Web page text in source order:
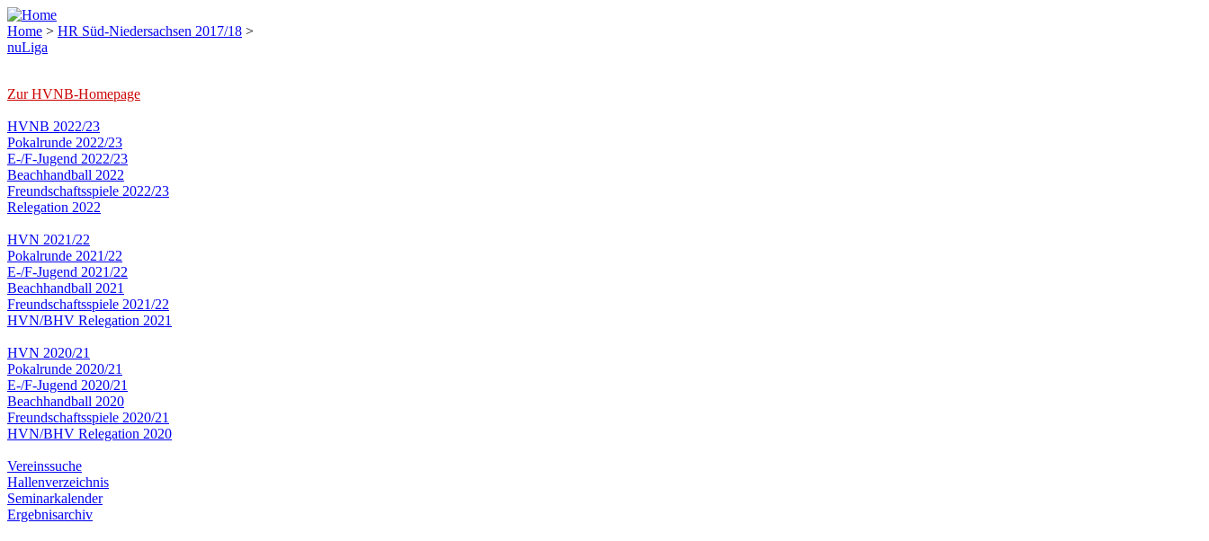
Home > HR Süd-Niedersachsen 2017/18 >
nuLiga
Zur HVNB-Homepage
HVNB 2022/23
Pokalrunde 2022/23
E-/F-Jugend 2022/23
Beachhandball 2022
Freundschaftsspiele 2022/23
Relegation 2022
HVN 2021/22
Pokalrunde 2021/22
E-/F-Jugend 2021/22
Beachhandball 2021
Freundschaftsspiele 2021/22
HVN/BHV Relegation 2021
HVN 2020/21
Pokalrunde 2020/21
E-/F-Jugend 2020/21
Beachhandball 2020
Freundschaftsspiele 2020/21
HVN/BHV Relegation 2020
Vereinssuche
Hallenverzeichnis
Seminarkalender
Ergebnisarchiv